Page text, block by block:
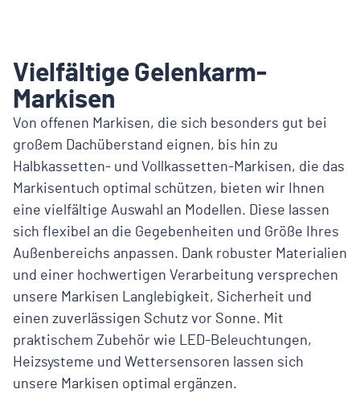
Vielfältige Gelenkarm-
Markisen
Von offenen Markisen, die sich besonders gut bei
großem Dachüberstand eignen, bis hin zu
Halbkassetten- und Vollkassetten-Markisen, die das
Markisentuch optimal schützen, bieten wir Ihnen
eine vielfältige Auswahl an Modellen. Diese lassen
sich flexibel an die Gegebenheiten und Größe Ihres
Außenbereichs anpassen. Dank robuster Materialien
und einer hochwertigen Verarbeitung versprechen
unsere Markisen Langlebigkeit, Sicherheit und
einen zuverlässigen Schutz vor Sonne. Mit
praktischem Zubehör wie LED-Beleuchtungen,
Heizsysteme und Wettersensoren lassen sich
unsere Markisen optimal ergänzen.